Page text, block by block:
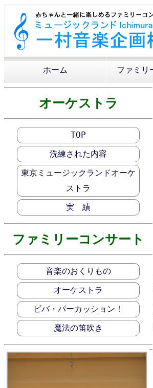
ホーム ファミリ
オーケストラ
TOP
洗練された内容
東京ミュージックランドオーケ
ストラ
実 績
ファミリーコンサート
音楽のおくりもの
オーケストラ
ビバ・パーカッション！
魔法の笛吹き